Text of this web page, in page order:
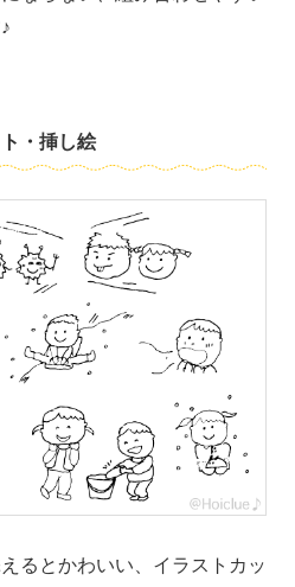
・挿し絵
るとかわいい、イラストカッ